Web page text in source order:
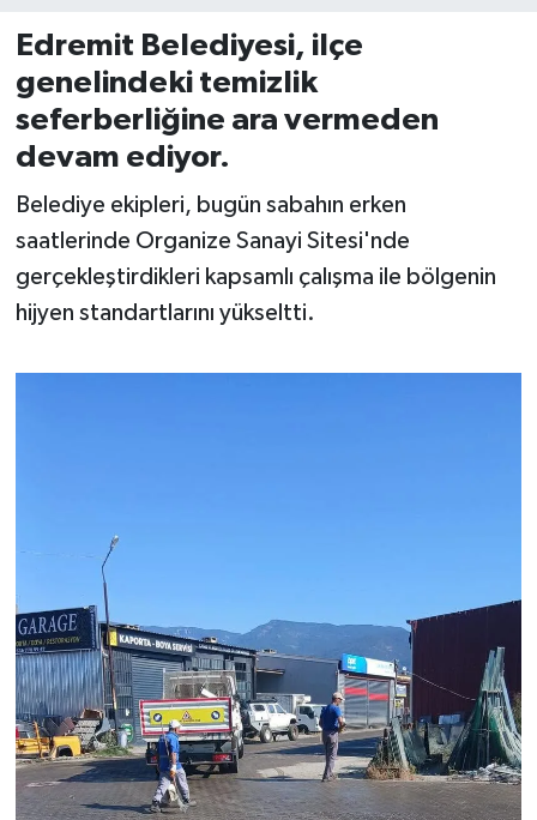
Edremit Belediyesi, ilçe
genelindeki temizlik
seferberliğine ara vermeden
devam ediyor.
Belediye ekipleri, bugün sabahın erken
saatlerinde Organize Sanayi Sitesi'nde
gerçekleştirdikleri kapsamlı çalışma ile bölgenin
hijyen standartlarını yükseltti.
Gönen
Havran
KENT GÜNDEMİ
Kepsut
Manyas
OLAY
OTOMOTİV
Resmi İlanlar
SAĞLIK